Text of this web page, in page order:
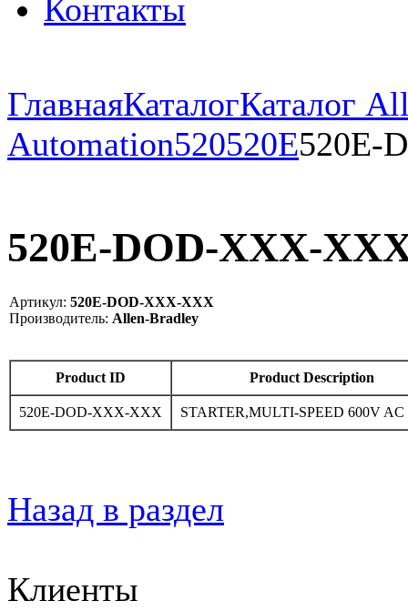
Контакты
ГлавнаяКаталогКаталог
Automation520520E520E-D
520E-DOD-XXX-
Артикул: 520E-DOD-XXX-XXX
Производитель: Allen-Bradley
Product ID Product Description
520E-DOD-XXX-XXX STARTER,MULTI-SPEED 600V
Назад в раздел
Клиенты